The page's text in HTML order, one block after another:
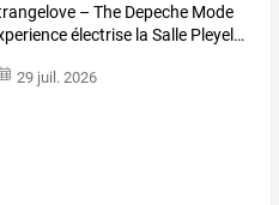
– The Depeche Mode
électrise la Salle Pleyel …
29 juil. 2026